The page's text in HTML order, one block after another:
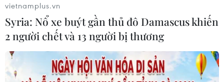
vietnamplus.vn
Syria: Nổ xe buýt gần thủ đô Damascus khiến
2 người chết và 13 người bị thương